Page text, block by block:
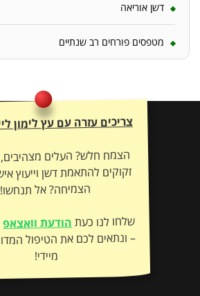
דשן אוריאה
מטפסים פורחים רב שנתיים
צריכים עזרה עם עץ לימון
הצמח חלש? העלים
זקוקים להתאמת דשן וייעוץ
הצמיחה? אל תנחשו!
שלחו לנו כעתהודעת וואצאפ–
מיידי!